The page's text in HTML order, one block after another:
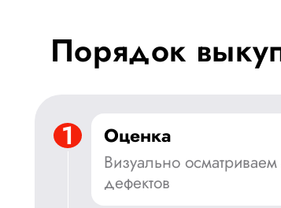
Порядок
1 Оценка
Визуально
дефектов